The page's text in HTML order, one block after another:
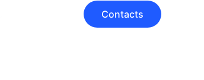
Contacts